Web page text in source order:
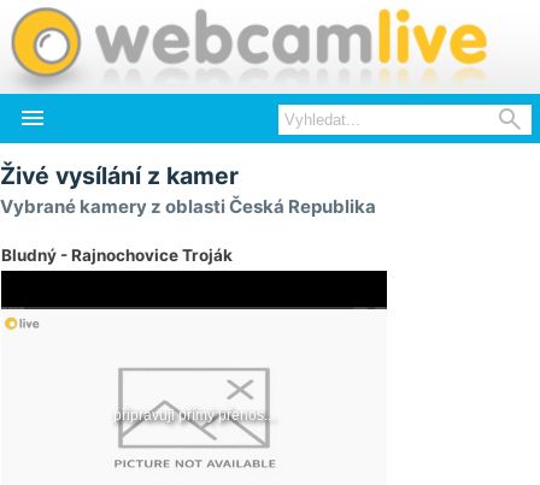
 
Živé vysílání z kamer
Vybrané kamery z oblasti Česká Republika
Bludný - Rajnochovice Troják